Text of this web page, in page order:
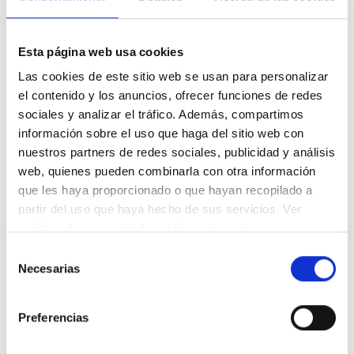
Esta página web usa cookies
Las cookies de este sitio web se usan para personalizar
el contenido y los anuncios, ofrecer funciones de redes
sociales y analizar el tráfico. Además, compartimos
información sobre el uso que haga del sitio web con
nuestros partners de redes sociales, publicidad y análisis
web, quienes pueden combinarla con otra información
que les haya proporcionado o que hayan recopilado a
partir del uso que haya hecho de sus servicios. Ver
Necesarias
Preferencias
Actualmente existe la posibilidad de realizar
para realizar pedidos online sin moverse de la
cama, gracias a Cheerfy.